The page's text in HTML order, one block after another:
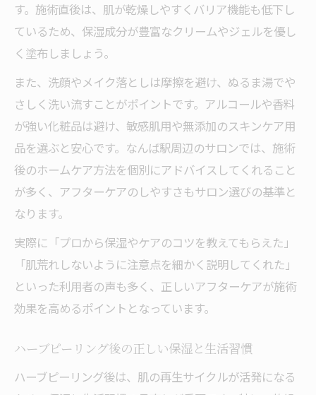
す。施術直後は、肌が乾燥しやすくバリア機能も低下し
ているため、保湿成分が豊富なクリームやジェルを優し
く塗布しましょう。
また、洗顔やメイク落としは摩擦を避け、ぬるま湯でや
さしく洗い流すことがポイントです。アルコールや香料
が強い化粧品は避け、敏感肌用や無添加のスキンケア用
品を選ぶと安心です。なんば駅周辺のサロンでは、施術
後のホームケア方法を個別にアドバイスしてくれること
が多く、アフターケアのしやすさもサロン選びの基準と
なります。
実際に「プロから保湿やケアのコツを教えてもらえた」
「肌荒れしないように注意点を細かく説明してくれた」
といった利用者の声も多く、正しいアフターケアが施術
効果を高めるポイントとなっています。
ハーブピーリング後の正しい保湿と生活習慣
ハーブピーリング後は、肌の再生サイクルが活発になる